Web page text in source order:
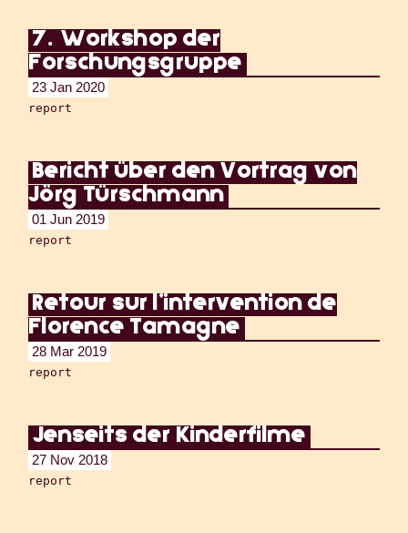
7. Workshop der
Forschungsgruppe
23 Jan 2020
report
Bericht über den Vortrag von
Jörg Türschmann
01 Jun 2019
report
Retour sur l'intervention de
Florence Tamagne
28 Mar 2019
report
Jenseits der Kinderfilme
27 Nov 2018
report